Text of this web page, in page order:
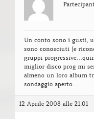
Un conto sono i gusti,
sono conosciuti (e
gruppi
miglior disco prog mi
almeno un loro album
sondaggio aperto…
12 Aprile 2008 alle 21:01